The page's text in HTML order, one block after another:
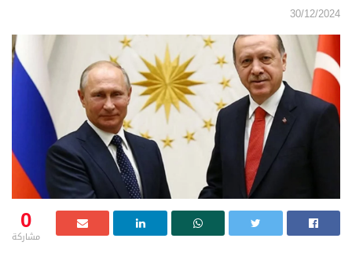
30/12/2024
0
مشاركة